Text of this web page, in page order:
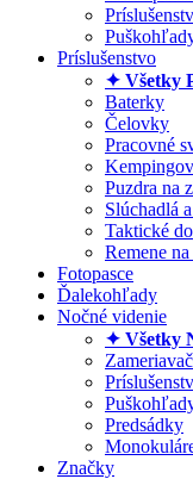
Príslušenstvo
✦ Všetky
Baterky
Čelovky
Pracovné
Puzdra na
Slúchadlá
Taktické
Remene
Fotopasce
Ďalekohľady
Nočné videnie
✦ Všetky
Predsádky
Značky